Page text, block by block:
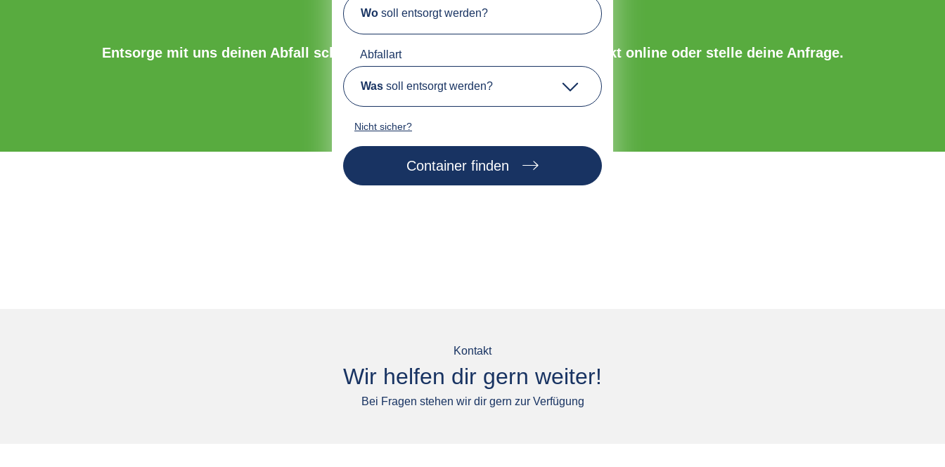
Wo soll entsorgt werden?
Abfallart
Was soll entsorgt werden?
Nicht sicher?
Container finden
Umweltfreundliche Entsorgung
Entsorge mit uns deinen Abfall schnell, sicher und nachhaltig. Bestelle direkt online oder stelle deine Anfrage.
Kontakt
Wir helfen dir gern weiter!
Bei Fragen stehen wir dir gern zur Verfügung